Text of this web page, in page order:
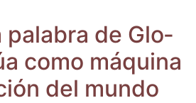
pala­bra de Glo­
como máqui­na
del mundo